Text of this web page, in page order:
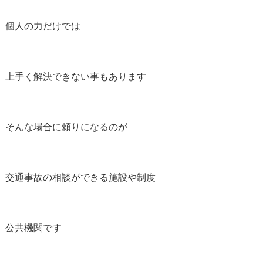
個人の力だけでは
上手く解決できない事もあります
そんな場合に頼りになるのが
交通事故の相談ができる施設や制度
公共機関です